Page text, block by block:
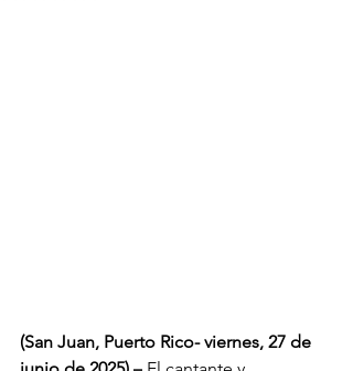
(San Juan, Puerto Rico- viernes, 27 de